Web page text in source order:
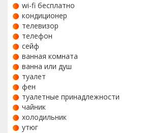
wi-fi бесплатно
кондиционер
телевизор
телефон
сейф
ванная комната
ванна или душ
туалет
фен
туалетные принадлежности
чайник
холодильник
утюг